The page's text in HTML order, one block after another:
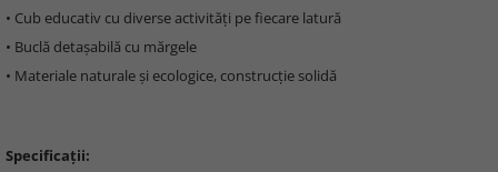
• Cub educativ cu diverse activități pe fiecare latură
• Buclă detașabilă cu mărgele
• Materiale naturale și ecologice, construcție solidă
Specificații: